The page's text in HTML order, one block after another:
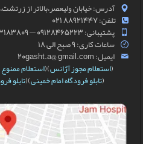
آدرس: خیابان ولیعصر،بالاتر از
تلفن: 88921447 021
پشتیبانی: 09128465223 — 09123183809
ساعات کاری: 9 صبح الی 18
ایمیل: 20gasht.a@ gmail.com
(استعلام مجوز آژانس)(استعلام
(تابلو فرودگاه امام خمینی)(تابلو